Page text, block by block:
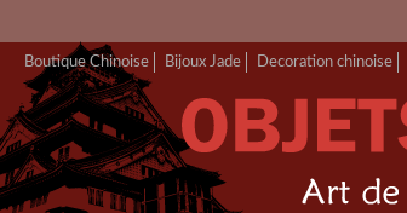
Boutique Chinoise Bijoux Jade Decoration chinoise